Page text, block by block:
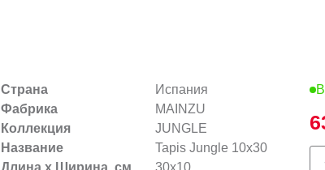
Страна
Испания
Фабрика
MAINZU
Коллекция
JUNGLE
Название
Tapis Jungle 10х30